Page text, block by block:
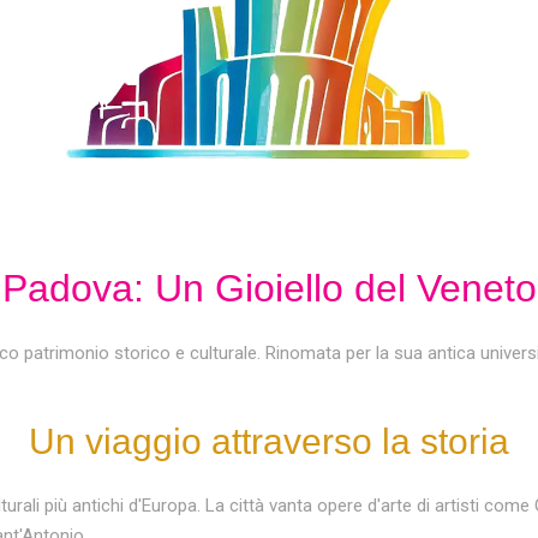
Padova: Un Gioiello del Veneto
patrimonio storico e culturale. Rinomata per la sua antica
Un viaggio attraverso la storia
più antichi d'Europa. La città vanta opere d'arte di artisti come